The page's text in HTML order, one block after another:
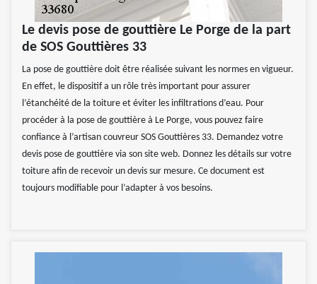
Le devis pose de gouttière Le Porge de la part
de SOS Gouttières 33
La pose de gouttière doit être réalisée suivant les normes en vigueur.
En effet, le dispositif a un rôle très important pour assurer
l’étanchéité de la toiture et éviter les infiltrations d’eau. Pour
procéder à la pose de gouttière à Le Porge, vous pouvez faire
confiance à l’artisan couvreur SOS Gouttières 33. Demandez votre
devis pose de gouttière via son site web. Donnez les détails sur votre
toiture afin de recevoir un devis sur mesure. Ce document est
toujours modifiable pour l’adapter à vos besoins.